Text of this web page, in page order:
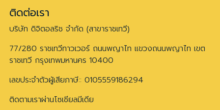
ติดต่อเรา
บริษัท ดิจิตอลริช จำกัด (สาขาราชเทวี)
77/280 ราชเทวีทาวเวอร์ ถนนพญาไท แขวงถนนพญาไท เขต
ราชเทวี กรุงเทพมหานคร 10400
เลขประจำตัวผู้เสียภาษี:: 0105559186294
ติดตามเราผ่านโซเชียลมีเดีย